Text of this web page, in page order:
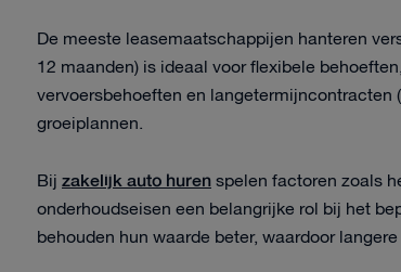
De meeste leasemaatschappijen hanteren
12 maanden) is ideaal voor flexibele
vervoersbehoeften en
groeiplannen.
Bij zakelijk auto hurenspelen factoren zoals
onderhoudseisen een belangrijke rol bij het
behouden hun waarde beter, waardoor